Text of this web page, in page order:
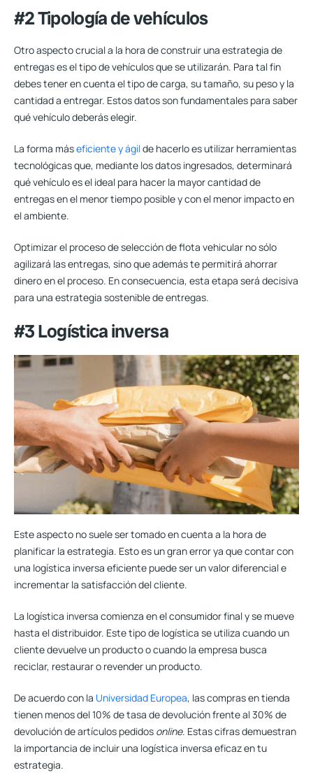
#2 Tipología de vehículos
Otro aspecto crucial a la hora de construir una estrategia de
entregas es el tipo de vehículos que se utilizarán. Para tal fin
debes tener en cuenta el tipo de carga, su tamaño, su peso y la
cantidad a entregar. Estos datos son fundamentales para saber
qué vehículo deberás elegir.
La forma máseficiente y ágilde hacerlo es utilizar herramientas
tecnológicas que, mediante los datos ingresados, determinará
qué vehículo es el ideal para hacer la mayor cantidad de
entregas en el menor tiempo posible y con el menor impacto en
el ambiente.
Optimizar el proceso de selección de flota vehicular no sólo
agilizará las entregas, sino que además te permitirá ahorrar
dinero en el proceso. En consecuencia, esta etapa será decisiva
para una estrategia sostenible de entregas.
#3 Logística inversa
Este aspecto no suele ser tomado en cuenta a la hora de
planificar la estrategia. Esto es un gran error ya que contar con
una logística inversa eficiente puede ser un valor diferencial e
incrementar la satisfacción del cliente.
La logística inversa comienza en el consumidor final y se mueve
hasta el distribuidor. Este tipo de logística se utiliza cuando un
cliente devuelve un productoo cuando la empresa busca
reciclar, restaurar o revender un producto.
De acuerdo con la Universidad Europea, las compras en tienda
tienen menos del 10% de tasa de devolución frente al 30% de
devolución de artículos pedidos online. Estas cifras demuestran
la importancia de incluir una logística inversa eficaz en tu
estrategia.